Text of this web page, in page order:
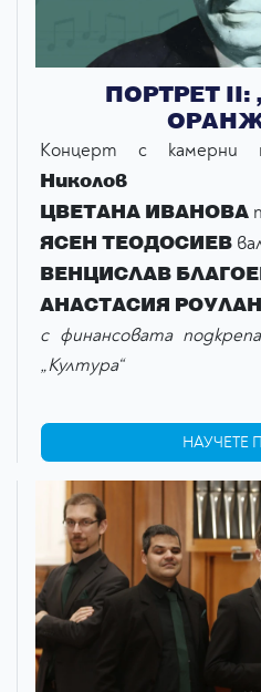
ПОРТРЕТ
Концерт с
Николов
ЦВЕТАНА ИВАНОВА
ЯСЕН ТЕОДОСИЕВ
ВЕНЦИСЛАВ
АНАСТАСИЯ
с финансовата
„Култура“
НАУЧЕТЕ